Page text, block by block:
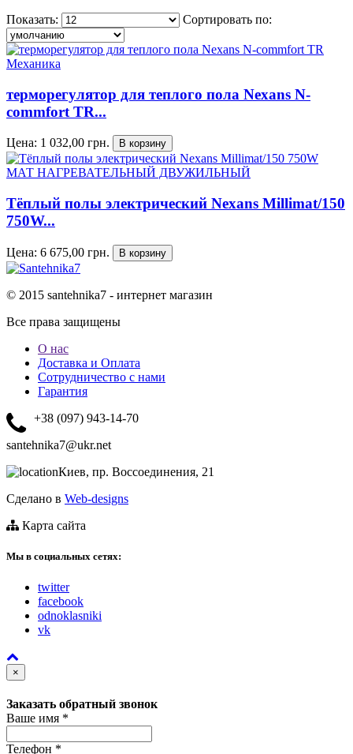
Показать:
Сортировать по:
терморегулятор для теплого пола Nexans N-
commfort TR...
Цена: 1 032,00 грн.
Тёплый полы электрический Nexans Millimat/150
750W...
Цена: 6 675,00 грн.
© 2015 santehnika7 - интернет магазин
Все права защищены
О нас
Доставка и Оплата
Сотрудничество с нами
Гарантия
+38 (097) 943-14-70
santehnika7@ukr.net
Киев, пр. Воссоединения, 21
Сделано в Web-designs
Карта сайта
Мы в социальных сетях:
twitter
facebook
odnoklasniki
vk
×
Заказать обратный звонок
Ваше имя *
Телефон *